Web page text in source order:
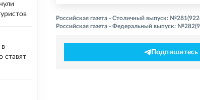
Российская газета - Столичный выпуск:
Российская газета - Федеральный выпуск:
Подпишитесь
в
ставят